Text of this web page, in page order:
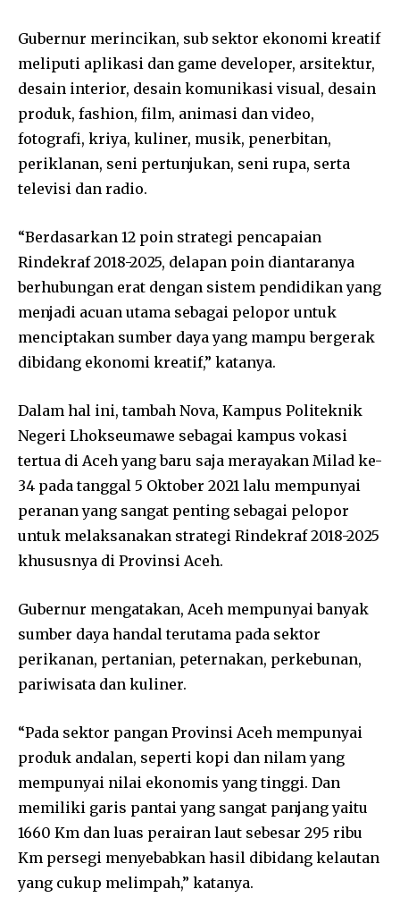
Gubernur merincikan, sub sektor ekonomi kreatif
meliputi aplikasi dan game developer, arsitektur,
desain interior, desain komunikasi visual, desain
produk, fashion, film, animasi dan video,
fotografi, kriya, kuliner, musik, penerbitan,
periklanan, seni pertunjukan, seni rupa, serta
televisi dan radio.
“Berdasarkan 12 poin strategi pencapaian
Rindekraf 2018-2025, delapan poin diantaranya
berhubungan erat dengan sistem pendidikan yang
menjadi acuan utama sebagai pelopor untuk
menciptakan sumber daya yang mampu bergerak
dibidang ekonomi kreatif,” katanya.
Dalam hal ini, tambah Nova, Kampus Politeknik
Negeri Lhokseumawe sebagai kampus vokasi
tertua di Aceh yang baru saja merayakan Milad ke-
34 pada tanggal 5 Oktober 2021 lalu mempunyai
peranan yang sangat penting sebagai pelopor
untuk melaksanakan strategi Rindekraf 2018-2025
khususnya di Provinsi Aceh.
Gubernur mengatakan, Aceh mempunyai banyak
sumber daya handal terutama pada sektor
perikanan, pertanian, peternakan, perkebunan,
pariwisata dan kuliner.
“Pada sektor pangan Provinsi Aceh mempunyai
produk andalan, seperti kopi dan nilam yang
mempunyai nilai ekonomis yang tinggi. Dan
memiliki garis pantai yang sangat panjang yaitu
1660 Km dan luas perairan laut sebesar 295 ribu
Km persegi menyebabkan hasil dibidang kelautan
yang cukup melimpah,” katanya.